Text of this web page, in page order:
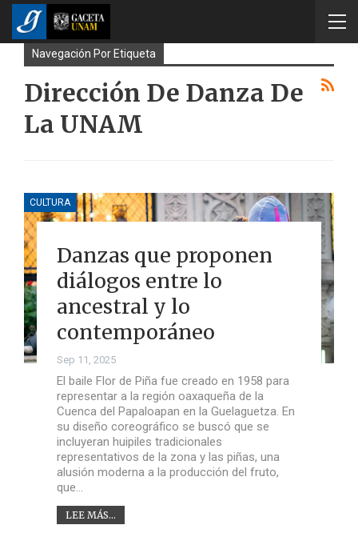
Navegación Por Etiqueta
Dirección De Danza De
La UNAM
CULTURA
Danzas que proponen
diálogos entre lo
ancestral y lo
contemporáneo
Sep 11, 2025
El baile Flor de Piña fue creado en 1958 para
representar a la región oaxaqueña de la
Cuenca del Papaloapan en la Guelaguetza. En
su diseño coreográfico se buscó que se
incluyeran huipiles tradicionales
representativos de la zona y las piñas, una
alusión moderna a la producción del fruto,
que…
LEE MÁS...